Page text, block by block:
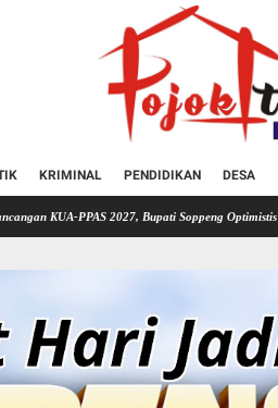
KRIMINAL PENDIDIKAN DESA
2027, Bupati Soppeng Optimistis Ekonomi Tumbuh